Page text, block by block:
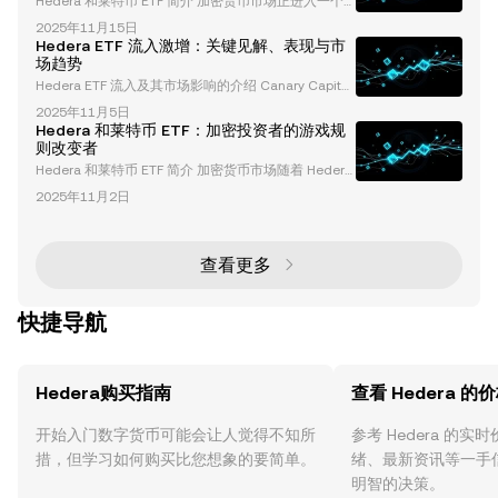
变革阶段，推出了包括 Hedera (HBAR) 和莱特币 (LTC)
在内的新现货加密货币 ETF。这些 ETF 将在纽约证券
交易所 (NYSE) 和纳斯达克 (Nasdaq) 等美国主要交易
所上市交易，这标志着加密投资产品演变中的一个重要
时刻。本文将深入探讨这些 ETF 的具体细节、独特特
点及其对更广泛加密货币生态系统的潜在影响。 什
2025年11月15日
Hedera ETF 流入激增：关键见解、表现与市
场趋势
Hedera ETF 流入及其市场影响的介绍 Canary Capital
于 2025 年 10 月 28 日推出的 Hedera (HBAR) 和 Litec
oin (LTC) ETF 标志着加密货币投资领域的一个变革性
时刻。这些 ETF 为传统投资者提供了一种受监管且简
化的方式，使其能够接触到山寨币，而无需处理钱包或
私钥的复杂性。在这两者中，Hedera 的 ETF 因其在净
流入和管理资产总
2025年11月5日
Hedera 和莱特币 ETF：加密投资者的游戏规
则改变者
Hedera 和莱特币 ETF 简介 加密货币市场随着 Hedera
(HBAR) 和莱特币 (LTC) 交易所交易基金（ETF）的推
出，达到了一个重要的里程碑。这些 ETF 为投资者提
这些 ETF 的细节、市场表现及其对加密货币生态系统
的更广泛影响。 什么是 Hedera 和莱特币 ETF？ 交易
2025年11月2日
查看更多
快捷导航
Hedera购买指南
开始入门数字货币可能会让人觉得不知所
措，但学习如何购买比您想象的要简单。
查看 Hedera 的
参考 Hedera 的实时
绪、最新资讯等一手
明智的决策。